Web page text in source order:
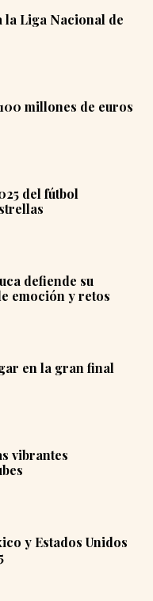
la Liga Nacional de
millones de euros
del fútbol
defiende su
emoción y retos
en la gran final
vibrantes
y Estados Unidos